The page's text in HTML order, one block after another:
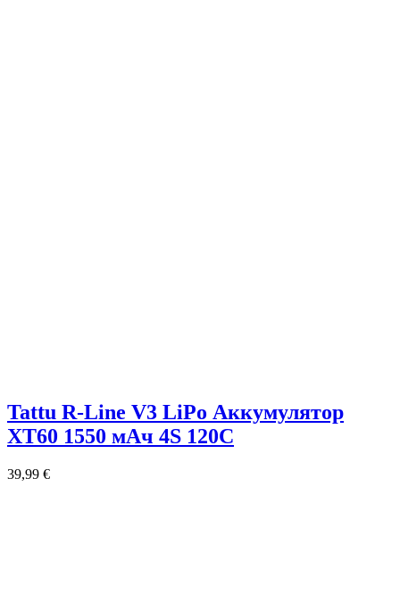
Tattu R-Line V3 LiPo Аккумулятор
XT60 1550 мАч 4S 120C
39,99 €